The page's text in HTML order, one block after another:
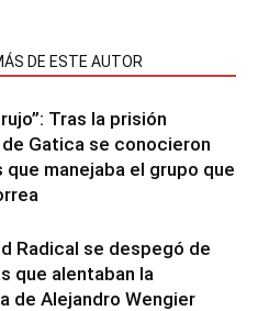
DE ESTE AUTOR
Tras la prisión
Gatica se conocieron
que manejaba el grupo que
Radical se despegó de
que alentaban la
de Alejandro Wengier